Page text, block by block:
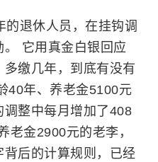
退休人员，在挂钩调
它用真金白银回应
多缴几年，到底有没有
40年、养老金5100元
调整中每月增加了408
老金2900元的老李，
后的计算规则，已经